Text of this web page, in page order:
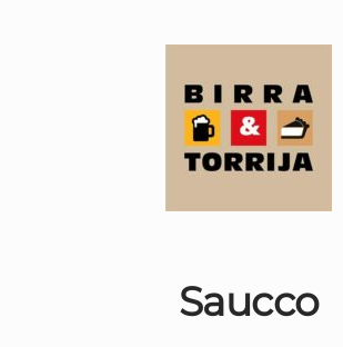
¿Esto que es pués?
Últimas visitas
Todos los garitos
Por el mundo
Saucco